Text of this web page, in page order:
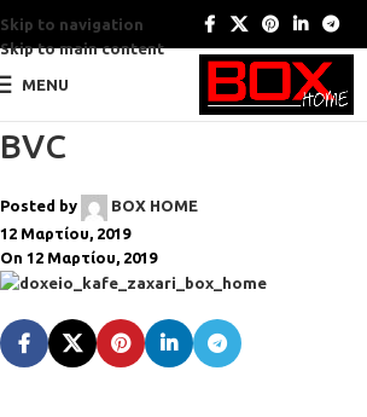
Skip to navigation
Skip to main content
MENU
BVC
Posted by
BOX HOME
12 Μαρτίου, 2019
On 12 Μαρτίου, 2019